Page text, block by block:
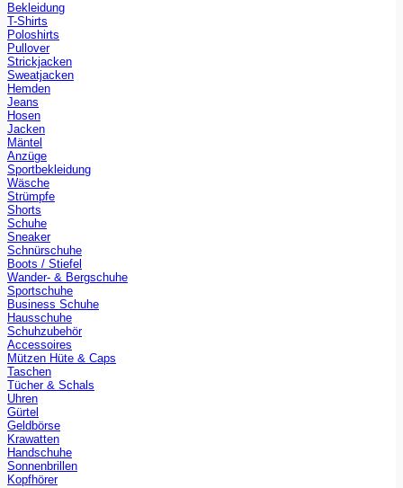
Bekleidung
T-Shirts
Poloshirts
Pullover
Strickjacken
Sweatjacken
Hemden
Jeans
Hosen
Jacken
Mäntel
Anzüge
Sportbekleidung
Wäsche
Strümpfe
Shorts
Schuhe
Sneaker
Schnürschuhe
Boots / Stiefel
Wander- & Bergschuhe
Sportschuhe
Business Schuhe
Hausschuhe
Schuhzubehör
Accessoires
Mützen Hüte & Caps
Taschen
Tücher & Schals
Uhren
Gürtel
Geldbörse
Krawatten
Handschuhe
Sonnenbrillen
Kopfhörer